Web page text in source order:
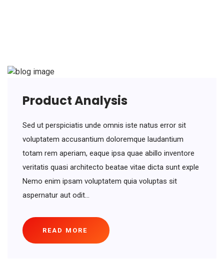
Product Analysis
Sed ut perspiciatis unde omnis iste natus error sit
voluptatem accusantium doloremque laudantium
totam rem aperiam, eaque ipsa quae abillo inventore
veritatis quasi architecto beatae vitae dicta sunt exple
Nemo enim ipsam voluptatem quia voluptas sit
aspernatur aut odit...
READ MORE